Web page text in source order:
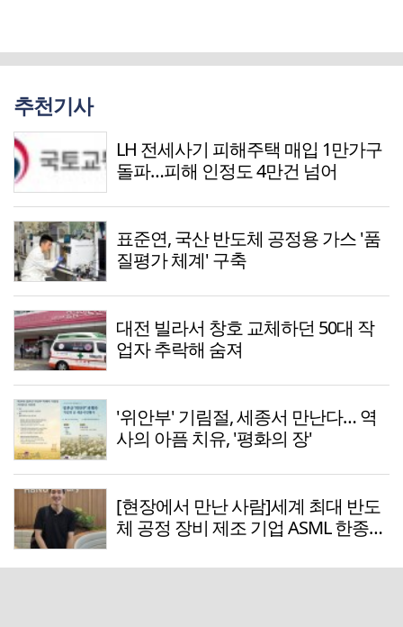
추천기사
LH 전세사기 피해주택 매입 1만가구
돌파…피해 인정도 4만건 넘어
표준연, 국산 반도체 공정용 가스 '품
질평가 체계' 구축
대전 빌라서 창호 교체하던 50대 작
업자 추락해 숨져
'위안부' 기림절, 세종서 만난다… 역
사의 아픔 치유, '평화의 장'
[현장에서 만난 사람]세계 최대 반도
체 공정 장비 제조 기업 ASML 한종호